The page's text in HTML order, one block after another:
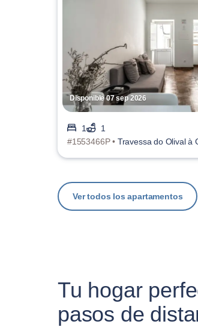
Disponible 07 sep 2026
1
1
#1553466P • Travessa do Olival à
Ver todos los apartamentos
Tu hogar
pasos de